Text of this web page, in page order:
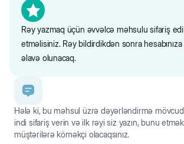
Rəy yazmaq üçün əvvəlcə məhsulu sifariş
etməlisiniz. Rəy bildirdikdən sonra hesabınıza
əlavə olunacaq.
Hələ ki, bu məhsul üzrə dəyərləndirmə
indi sifariş verin və ilk rəyi siz yazın, bunu
müştərilərə köməkçi olacaqsınız.